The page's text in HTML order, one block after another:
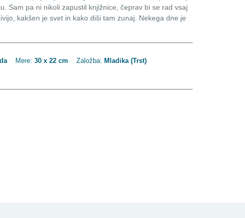
Sam pa ni nikoli zapustil knjižnice, čeprav bi se rad vsaj
kakšen je svet in kako diši tam zunaj. Nekega dne je
Mere: 30 x 22 cm Založba: Mladika (Trst)